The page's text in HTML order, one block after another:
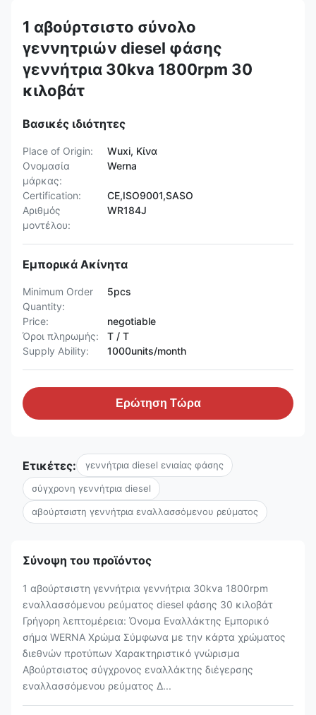
1 αβούρτσιστο σύνολο
γεννητριών diesel φάσης
γεννήτρια 30kva 1800rpm 30
κιλοβάτ
Βασικές ιδιότητες
Place of Origin:
Wuxi, Κίνα
Ονομασία
μάρκας:
Werna
Certification:
CE,ISO9001,SASO
Αριθμός
μοντέλου:
WR184J
Εμπορικά Ακίνητα
Minimum Order
Quantity:
5pcs
Price:
negotiable
Όροι πληρωμής:
T / T
Supply Ability:
1000units/month
Ερώτηση Τώρα
Ετικέτες: γεννήτρια diesel ενιαίας φάσης
σύγχρονη γεννήτρια diesel
αβούρτσιστη γεννήτρια εναλλασσόμενου ρεύματος
Σύνοψη του προϊόντος
1 αβούρτσιστη γεννήτρια γεννήτρια 30kva 1800rpm
εναλλασσόμενου ρεύματος diesel φάσης 30 κιλοβάτ
Γρήγορη λεπτομέρεια: Όνομα Εναλλάκτης Εμπορικό
σήμα WERNA Χρώμα Σύμφωνα με την κάρτα χρώματος
διεθνών προτύπων Χαρακτηριστικό γνώρισμα
Αβούρτσιστος σύγχρονος εναλλάκτης διέγερσης
εναλλασσόμενου ρεύματος Δ...